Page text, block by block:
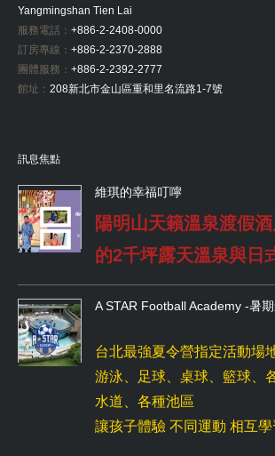
Yangmingshan Tien Lai
服務電話： +886-2-2408-0000
訂房專線： +886-2-2370-2888
團體服務： +886-2-2392-2777
館址： 208新北市金山區重和里名流路1-7號
訊息焦點
維琪的幸福叮嚀
陽明山天籟溫泉渡假
的2千坪露天溫泉與日
A STAR Football Academy -暑
台北最強夏令營指定活動場
游泳、足球、桌球、籃球、
水道、各種池區
讓孩子體驗 不同運動 相互學